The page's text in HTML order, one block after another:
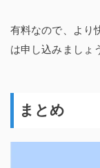
有料なので、より
は申し込みましょ
まとめ